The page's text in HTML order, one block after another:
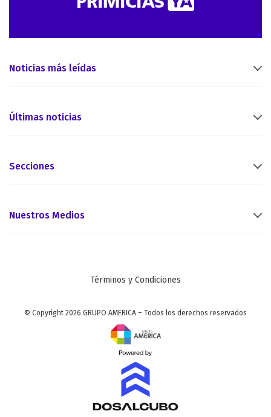
Noticias más leídas
Últimas noticias
Secciones
Nuestros Medios
Términos y Condiciones
© Copyright 2026 GRUPO AMERICA – Todos los derechos reservados